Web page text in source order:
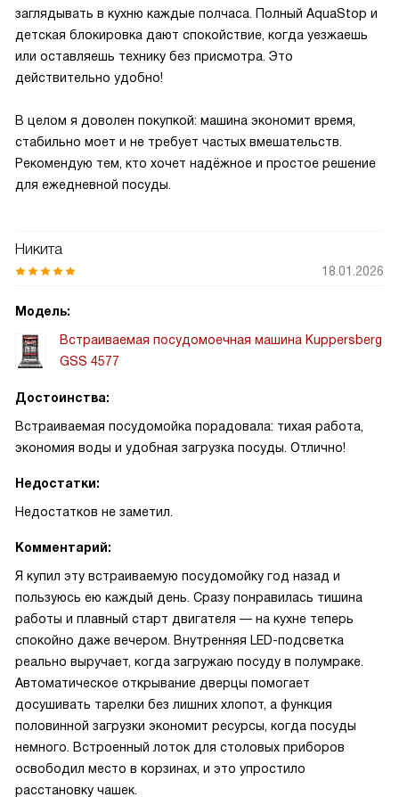
заглядывать в кухню каждые полчаса. Полный AquaStop и
детская блокировка дают спокойствие, когда уезжаешь
или оставляешь технику без присмотра. Это
действительно удобно!
В целом я доволен покупкой: машина экономит время,
стабильно моет и не требует частых вмешательств.
Рекомендую тем, кто хочет надёжное и простое решение
для ежедневной посуды.
Никита
18.01.2026
Модель:
Встраиваемая посудомоечная машина Kuppersberg
GSS 4577
Достоинства:
Встраиваемая посудомойка порадовала: тихая работа,
экономия воды и удобная загрузка посуды. Отлично!
Недостатки:
Недостатков не заметил.
Комментарий:
Я купил эту встраиваемую посудомойку год назад и
пользуюсь ею каждый день. Сразу понравилась тишина
работы и плавный старт двигателя — на кухне теперь
спокойно даже вечером. Внутренняя LED-подсветка
реально выручает, когда загружаю посуду в полумраке.
Автоматическое открывание дверцы помогает
досушивать тарелки без лишних хлопот, а функция
половинной загрузки экономит ресурсы, когда посуды
немного. Встроенный лоток для столовых приборов
освободил место в корзинах, и это упростило
расстановку чашек.